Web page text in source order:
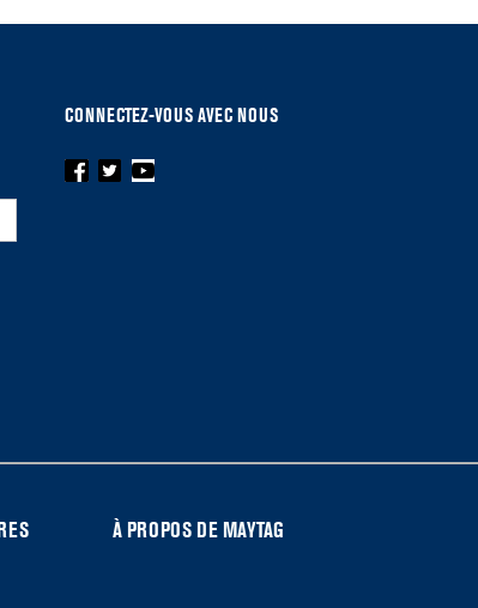
CONNECTEZ-VOUS AVEC NOUS
À PROPOS DE MAYTAG